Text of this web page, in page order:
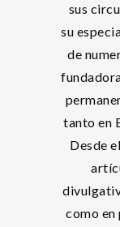
sus
su
de
tanto en
Desde
como